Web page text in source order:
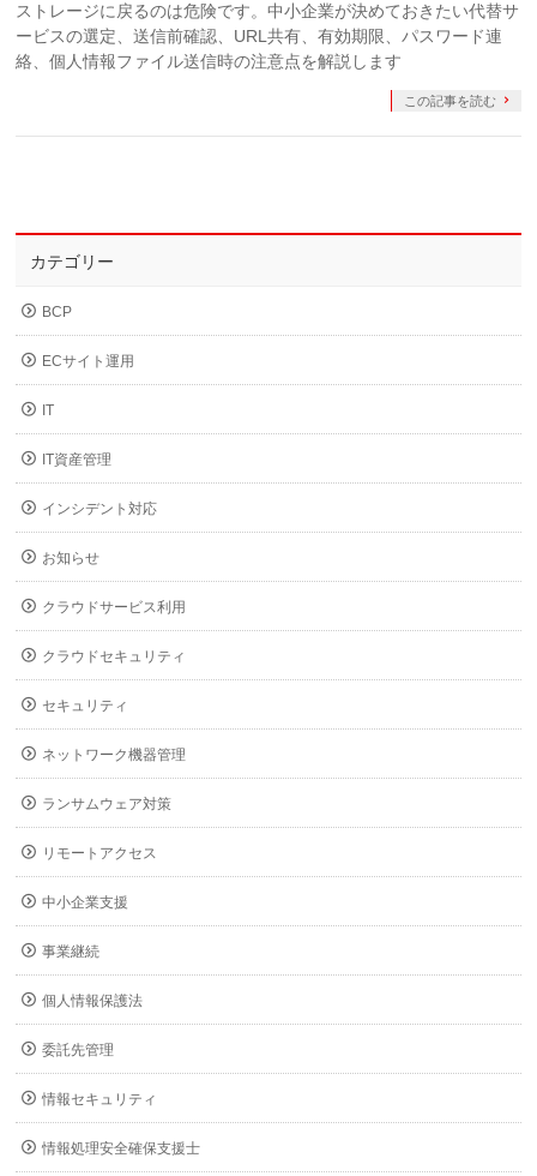
ストレージに戻るのは危険です。中小企業が決めておきたい代替サ
ービスの選定、送信前確認、URL共有、有効期限、パスワード連
絡、個人情報ファイル送信時の注意点を解説します
この記事を読む
カテゴリー
BCP
ECサイト運用
IT
IT資産管理
インシデント対応
お知らせ
クラウドサービス利用
クラウドセキュリティ
セキュリティ
ネットワーク機器管理
ランサムウェア対策
リモートアクセス
中小企業支援
事業継続
個人情報保護法
委託先管理
情報セキュリティ
情報処理安全確保支援士